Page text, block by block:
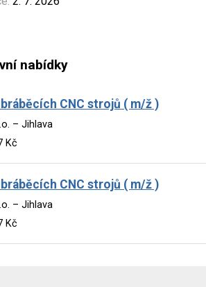
nabídky
CNC strojů ( m/ž )
– Jihlava
Kč
CNC strojů ( m/ž )
– Jihlava
Kč